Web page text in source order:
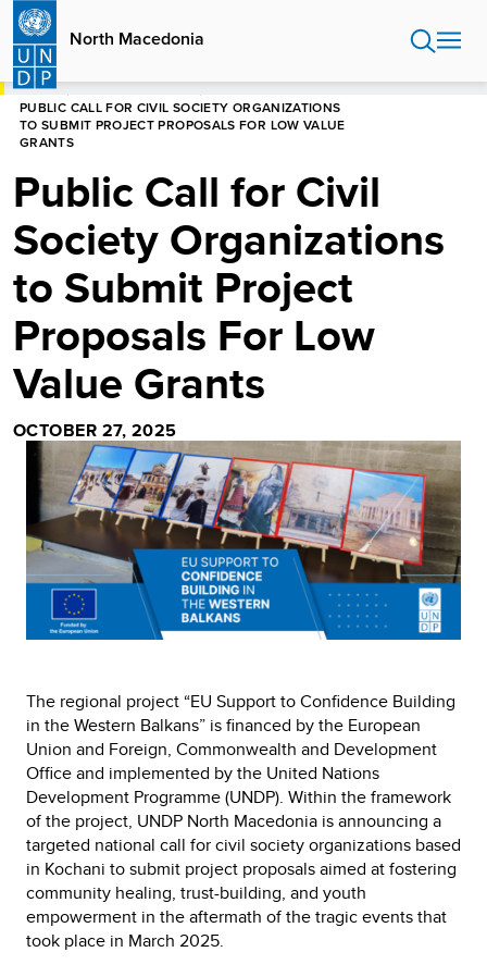
Skip
main
content
North Macedonia
HOME
PUBLIC CALL FOR CIVIL SOCIETY ORGANIZATIONS
TO SUBMIT PROJECT PROPOSALS FOR LOW VALUE
GRANTS
Public Call for Civil
Society Organizations
to Submit Project
Proposals For Low
Value Grants
OCTOBER 27, 2025
The regional project “EU Support to Confidence Building
in the Western Balkans” is financed by the European
Union and Foreign, Commonwealth and Development
Office and implemented by the United Nations
Development Programme (UNDP). Within the framework
of the project, UNDP North Macedonia is announcing a
targeted national call for civil society organizations based
in Kochani to submit project proposals aimed at fostering
community healing, trust-building, and youth
empowerment in the aftermath of the tragic events that
took place in March 2025.